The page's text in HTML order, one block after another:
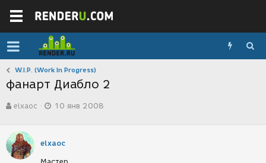
W.I.P. (Work In Progress)
фанарт Диабло 2
в
о
р
т
elxaoc
а
с
10 янв 2008
elxaoc